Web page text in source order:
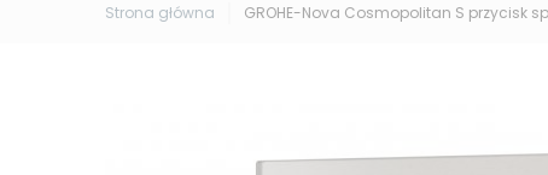
Strona główna GROHE-Nova Cosmopolitan S przycisk